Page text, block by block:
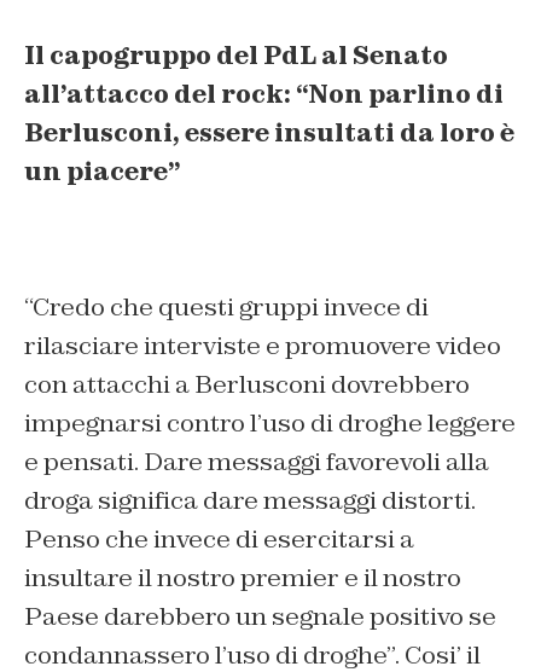
Il capogruppo del PdL al Senato
all’attacco del rock: “Non parlino di
Berlusconi, essere insultati da loro è
un piacere”
“Credo che questi gruppi invece di
rilasciare interviste e promuovere video
con attacchi a Berlusconi dovrebbero
impegnarsi contro l’uso di droghe leggere
e pensati. Dare messaggi favorevoli alla
droga significa dare messaggi distorti.
Penso che invece di esercitarsi a
insultare il nostro premier e il nostro
Paese darebbero un segnale positivo se
condannassero l’uso di droghe”. Cosi’ il